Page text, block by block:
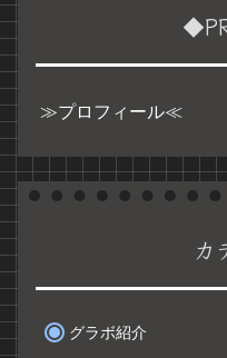
≫プロフィール≪
カ
グラボ紹介